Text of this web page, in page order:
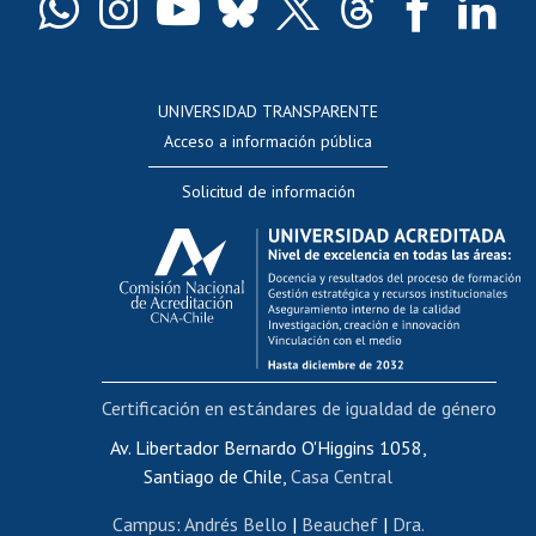
Docentes
Evaluación docente
Calificación académica
Postulación al AUCAI
Funcionarias/os
Cursos internos de capacitación
Bienestar del personal
Portal de movilidad interna
Certificado de renta
Certificado de renta honorarios
UNIVERSIDAD TRANSPARENTE
Acceso a información pública
Solicitud de información
Av. Libertador Bernardo O'Higgins 1058,
Santiago de Chile, Casa Central
Campus: Andrés Bello | Beauchef| Dra.
Certificación en estándares de igualdad de género